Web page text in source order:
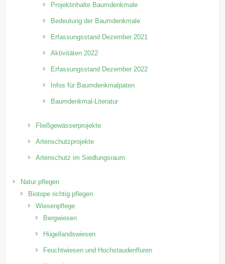
Projektinhalte Baumdenkmale
Bedeutung der Baumdenkmale
Erfassungsstand Dezember 2021
Aktivitäten 2022
Erfassungsstand Dezember 2022
Infos für Baumdenkmalpaten
Baumdenkmal-Literatur
Fließgewässerprojekte
Artenschutzprojekte
Artenschutz im Siedlungsraum
Natur pflegen
Biotope richtig pflegen
Wiesenpflege
Bergwiesen
Hügellandswiesen
Feuchtwiesen und Hochstaudenfluren